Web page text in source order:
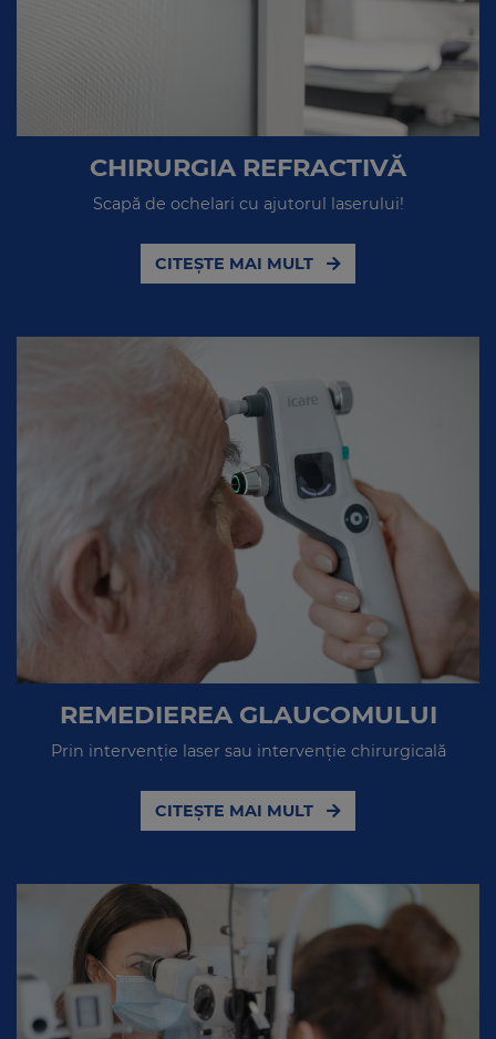
CHIRURGIA REFRACTIVĂ
Scapă de ochelari cu ajutorul laserului!
CITEȘTE MAI MULT
REMEDIEREA GLAUCOMULUI
Prin intervenție laser sau intervenție chirurgicală
CITEȘTE MAI MULT